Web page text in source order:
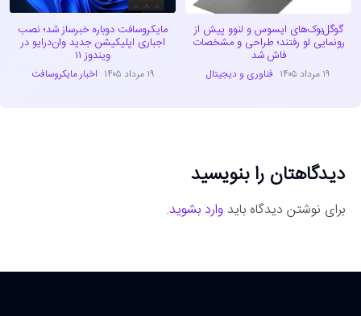
گوگل‌بوک‌های ایسوس و لنوو پیش از
رونمایی لو رفتند؛ طراحی و مشخصات
فاش شد
۱۹ مرداد ۱۴۰۵ فناوری و دیجیتال
مایکروسافت دوباره خبرساز شد؛ نصب
اجباری اپلیکیشن جدید وان‌درایو در
ویندوز ۱۱
۱۹ مرداد ۱۴۰۵ اخبار مایکروسافت
دیدگاهتان را بنویسید
برای نوشتن دیدگاه باید وارد بشوید.